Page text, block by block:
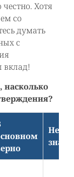
Хотя
со
думать
с
вклад!
насколько
Не
знаю